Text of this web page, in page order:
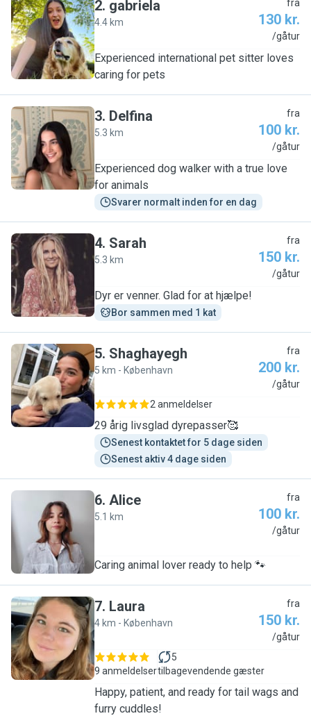
G
2. gabriela
4.4 km
fra
130 kr.
/gåtur
Experienced international pet sitter loves
caring for pets
D
3. Delfina
5.3 km
fra
100 kr.
/gåtur
Experienced dog walker with a true love
for animals
Svarer normalt inden for en dag
S
4. Sarah
5.3 km
fra
150 kr.
/gåtur
Dyr er venner. Glad for at hjælpe!
Bor sammen med 1 kat
S
5. Shaghayegh
5 km - København
fra
200 kr.
/gåtur
2 anmeldelser
29 årig livsglad dyrepasser🥰
Senest kontaktet for 5 dage siden
Senest aktiv 4 dage siden
A
6. Alice
5.1 km
fra
100 kr.
/gåtur
Caring animal lover ready to help 🐾
L
7. Laura
4 km - København
fra
150 kr.
/gåtur
9 anmeldelser
5
tilbagevendende gæster
Happy, patient, and ready for tail wags and
furry cuddles!